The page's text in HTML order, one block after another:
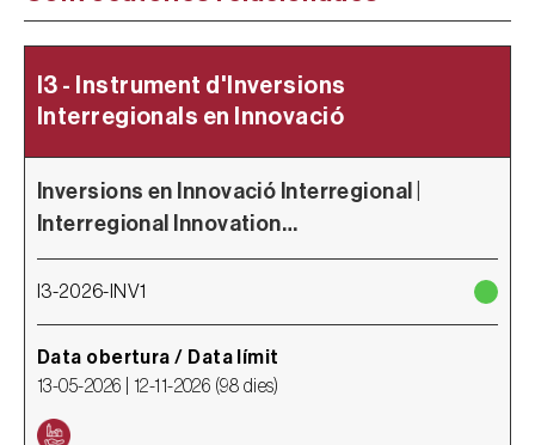
I3 - Instrument d'Inversions
Interregionals en Innovació
Inversions en Innovació Interregional |
Interregional Innovation…
I3-2026-INV1
Data obertura / Data límit
13-05-2026 | 12-11-2026 (98 dies)